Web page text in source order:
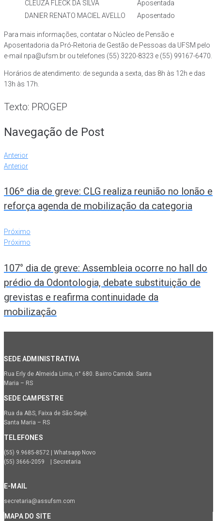
CLEUZA FLECK DA SILVA
Aposentada
DANIER RENATO MACIEL AVELLO
Aposentado
Para mais informações, contatar o Núcleo de Pensão e
Aposentadoria da Pró-Reitoria de Gestão de Pessoas da UFSM pelo
e-mail npa@ufsm.br ou telefones (55) 3220-8323 e (55) 99167-6470.
Horários de atendimento: de segunda a sexta, das 8h às 12h e das
13h às 17h.
Texto: PROGEP
Navegação de Post
Anterior
Anterior
106º dia de greve: CLG realiza reunião no lonão e
reforça agenda de mobilização da categoria
Próximo
Próximo
107° dia de greve: Assembleia ocorre no hall do
prédio da Odontologia, debate substituição de
grevistas e reafirma continuidade da
mobilização
SEDE ADMINISTRATIVA
Rua Erly de Almeida Lima, n° 680. Bairro Camobi. Santa
Maria – RS
SEDE CAMPESTRE
Rua da ABS, Faixa de São Sepé.
Santa Maria – RS
TELEFONES
(55) 9.9685-8572 | Whatsapp Novo
(55) 3666-2059 | Secretaria
E-MAIL
secretaria@assufsm.com
MAPA DO SITE